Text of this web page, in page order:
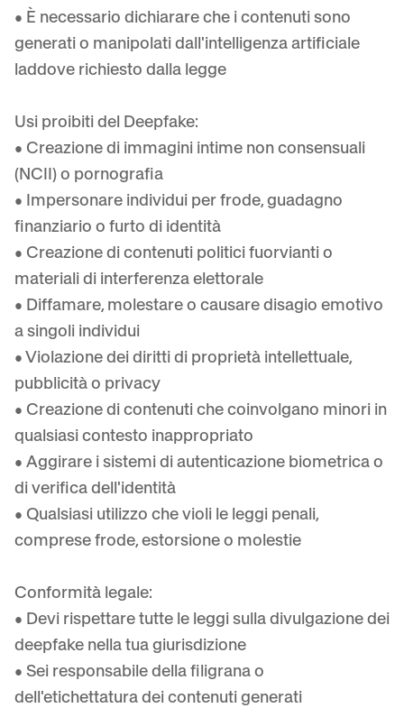
• È necessario dichiarare che i contenuti sono
generati o manipolati dall'intelligenza artificiale
laddove richiesto dalla legge
Usi proibiti del Deepfake:
• Creazione di immagini intime non consensuali
(NCII) o pornografia
• Impersonare individui per frode, guadagno
finanziario o furto di identità
• Creazione di contenuti politici fuorvianti o
materiali di interferenza elettorale
• Diffamare, molestare o causare disagio emotivo
a singoli individui
• Violazione dei diritti di proprietà intellettuale,
pubblicità o privacy
• Creazione di contenuti che coinvolgano minori in
qualsiasi contesto inappropriato
• Aggirare i sistemi di autenticazione biometrica o
di verifica dell'identità
• Qualsiasi utilizzo che violi le leggi penali,
comprese frode, estorsione o molestie
Conformità legale:
• Devi rispettare tutte le leggi sulla divulgazione dei
deepfake nella tua giurisdizione
• Sei responsabile della filigrana o
dell'etichettatura dei contenuti generati